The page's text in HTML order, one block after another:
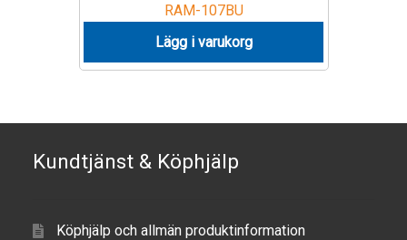
Stand-Up Paddleboard
Wheelchair
Gun Holster
RAM-107BU
Lägg i varukorg
Kundtjänst & Köphjälp
Köphjälp och allmän produktinformation